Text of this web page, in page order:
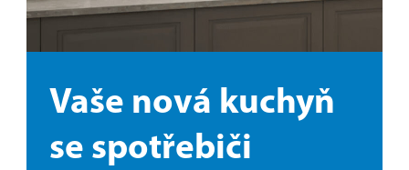
Vaše nová kuchyň
se spotřebiči